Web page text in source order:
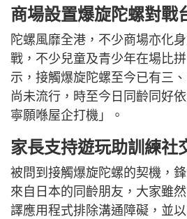
商場設置爆旋陀螺對戰
陀螺風靡全港，不少商場亦化
戰，不少兒童及青少年在場比
示，接觸爆旋陀螺至今已有三
尚未流行，時至今日同齡同好
寧願喺屋企打機」。
家長支持遊玩助訓練社
被問到接觸爆旋陀螺的契機，
來自日本的同齡朋友，大家雖
譯應用程式排除溝通障礙，並